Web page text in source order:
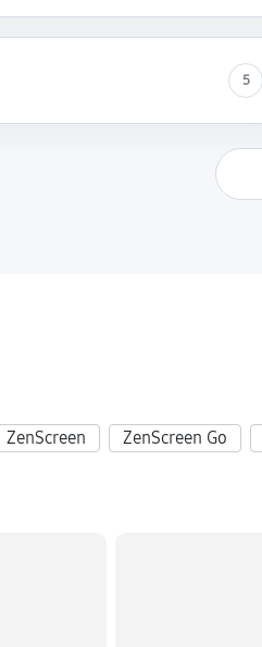
5
ZenScreen ZenScreen Go